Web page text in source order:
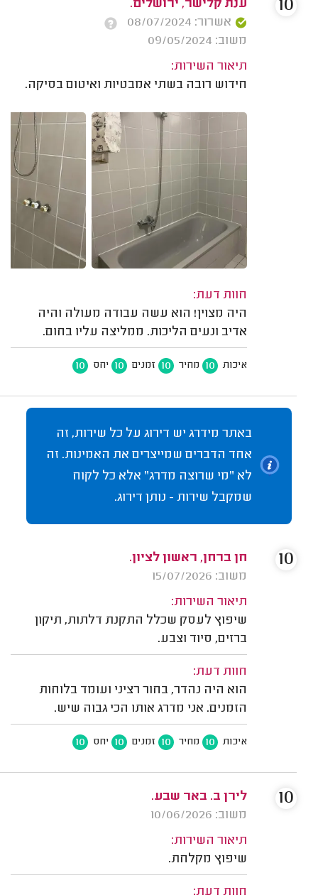
ענת קלישר, ירושלים.
אשרור: 08/07/2024
משוב: 09/05/2024
תיאור השירות:
חידוש רובה בשתי אמבטיות ואיטום בסיקה.
חוות דעת:
היה מצוין! הוא עשה עבודה מעולה והיה
אדיב ונעים הליכות. ממליצה עליו בחום.
איכות 10 מחיר 10 זמנים 10 יחס 10
10
באתר מידרג יש דירוג על כל שירות, זה
אחד הדברים שמייצרים את האמינות. זה
לא "מי שרוצה מדרג" אלא כל לקוח
שמקבל שירות - נותן דירוג.
חן ברחן, ראשון לציון.
משוב: 15/07/2026
תיאור השירות:
שיפוץ לעסק שכלל התקנת דלתות, תיקון
ברזים, סיוד וצבע.
חוות דעת:
הוא היה נהדר, בחור רציני ועומד בלוחות
הזמנים. אני מדרג אותו הכי גבוה שיש.
איכות 10 מחיר 10 זמנים 10 יחס 10
10
לירן ב. באר שבע.
משוב: 10/06/2026
תיאור השירות:
שיפוץ מקלחת.
חוות דעת:
10